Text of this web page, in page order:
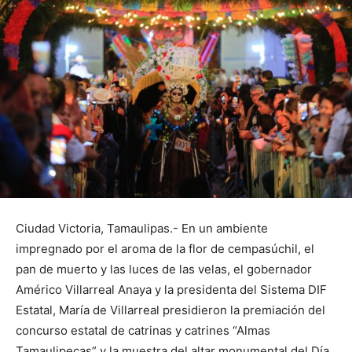
Ciudad Victoria, Tamaulipas.- En un ambiente
impregnado por el aroma de la flor de cempasúchil, el
pan de muerto y las luces de las velas, el gobernador
Américo Villarreal Anaya y la presidenta del Sistema DIF
Estatal, María de Villarreal presidieron la premiación del
concurso estatal de catrinas y catrines “Almas